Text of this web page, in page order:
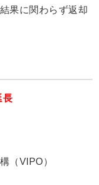
果に関わらず返却
長
（VIPO）